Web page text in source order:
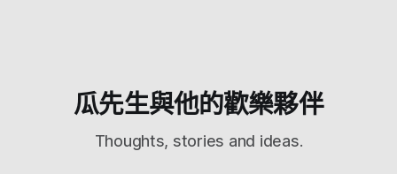
絲團按我 我們下回見啦！
瓜先生與他的歡樂夥伴
Thoughts, stories and ideas.